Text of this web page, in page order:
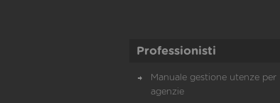
Professionisti
Manuale gestione utenze per
agenzie